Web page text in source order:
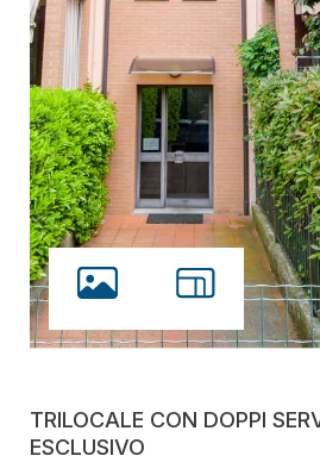
TRILOCALE CON DOPPI
ESCLUSIVO